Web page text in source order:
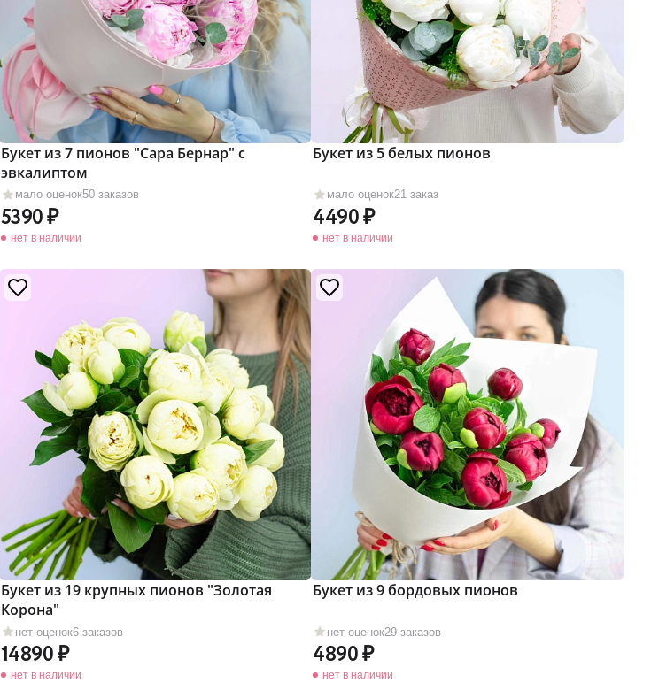
мало оценок50 заказов
Букет из 7 пионов "Сара Бернар" с
эвкалиптом
5390
нет в наличии
мало оценок21 заказ
Букет из 5 белых пионов
4490
нет в наличии
нет оценок6 заказов
Букет из 19 крупных пионов "Золотая
Корона"
14890
нет в наличии
нет оценок29 заказов
Букет из 9 бордовых пионов
4890
нет в наличии